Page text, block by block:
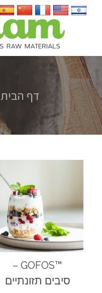
דף הבית
™GOFOS –
סיבים תזונתיים